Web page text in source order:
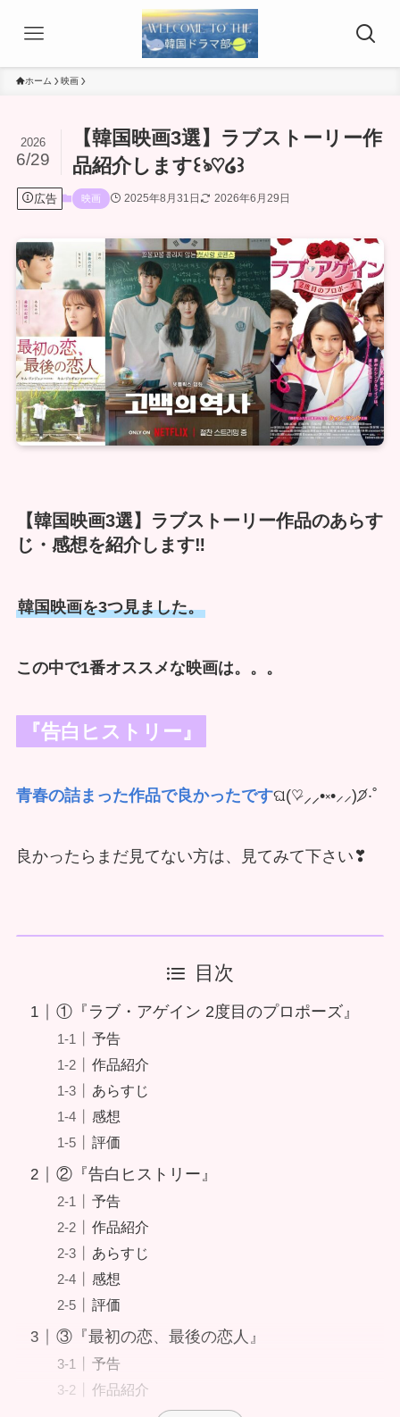
ホーム 映画
【韓国映画3選】ラブストーリー作
品紹介します꒰ঌ♡໒꒱
2026
6/29
広告 映画 2025年8月31日 2026年6月29日
【韓国映画3選】ラブストーリー作品のあらす
じ・感想を紹介します‼️
韓国映画を3つ見ました。
この中で1番オススメな映画は。。。
『告白ヒストリー』
青春の詰まった作品で良かったですଘ(♡̷⸝⸝•༝•⸝⸝)੭̸‧˚
良かったらまだ見てない方は、見てみて下さい❣
目次
①『ラブ・アゲイン 2度目のプロポーズ』
予告
作品紹介
あらすじ
感想
評価
②『告白ヒストリー』
予告
作品紹介
あらすじ
感想
評価
③『最初の恋、最後の恋人』
予告
作品紹介